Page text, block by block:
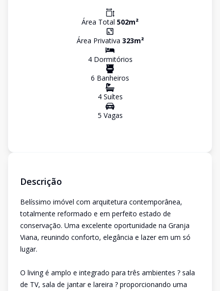
Área Total 502m²
Área Privativa 323m²
4Dormitórios
6 Banheiros
4Suítes
5 Vagas
Descrição
Belíssimo imóvel com arquitetura contemporânea,
totalmente reformado e em perfeito estado de
conservação. Uma excelente oportunidade na Granja
Viana, reunindo conforto, elegância e lazer em um só
lugar.
O living é amplo e integrado para três ambientes ? sala
de TV, sala de jantar e lareira ? proporcionando uma